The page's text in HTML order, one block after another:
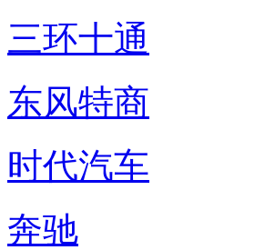
三环十通
东风特商
时代汽车
奔驰